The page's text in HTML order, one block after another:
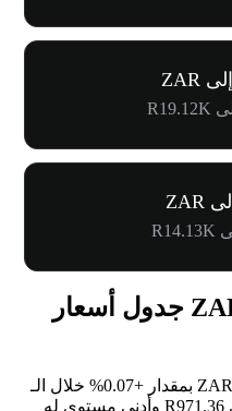
تحويل من ORE إلى ZAR جدول أسعار
+0.07%
خلال الـ
24 ساعة الماضية، حيث وصل إلى R971.36 وأدنى مستوى له